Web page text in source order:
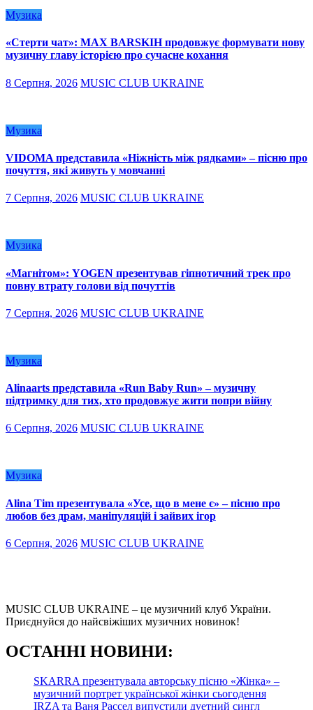
Музика
«Стерти чат»: MAX BARSKIH продовжує формувати нову
музичну главу історією про сучасне кохання
8 Серпня, 2026 MUSIC CLUB UKRAINE
Музика
VIDOMA представила «Ніжність між рядками» – пісню про
почуття, які живуть у мовчанні
7 Серпня, 2026 MUSIC CLUB UKRAINE
Музика
«Магнітом»: YOGEN презентував гіпнотичний трек про
повну втрату голови від почуттів
7 Серпня, 2026 MUSIC CLUB UKRAINE
Музика
Alinaarts представила «Run Baby Run» – музичну
підтримку для тих, хто продовжує жити попри війну
6 Серпня, 2026 MUSIC CLUB UKRAINE
Музика
Alina Tim презентувала «Усе, що в мене є» – пісню про
любов без драм, маніпуляцій і зайвих ігор
6 Серпня, 2026 MUSIC CLUB UKRAINE
MUSIC CLUB UKRAINE – це музичний клуб України.
Приєднуйся до найсвіжіших музичних новинок!
ОСТАННІ НОВИНИ:
SKARRA презентувала авторську пісню «Жінка» –
музичний портрет української жінки сьогодення
IRZA та Ваня Рассел випустили дуетний сингл